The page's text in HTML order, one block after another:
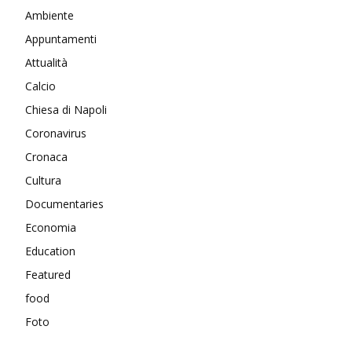
Ambiente
Appuntamenti
Attualità
Calcio
Chiesa di Napoli
Coronavirus
Cronaca
Cultura
Documentaries
Economia
Education
Featured
food
Foto